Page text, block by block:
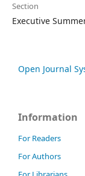
Section
Executive
Open Journal
Information
For Readers
For Authors